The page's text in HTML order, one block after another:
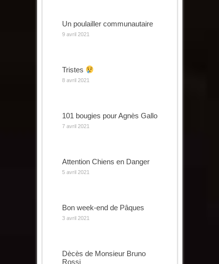
Un poulailler communautaire
9 avril 2021
Tristes
8 avril 2021
101 bougies pour Agnès Gallo
7 avril 2021
Attention Chiens en Danger
5 avril 2021
Bon week-end de Pâques
3 avril 2021
Dècès de Monsieur Bruno
Rossi